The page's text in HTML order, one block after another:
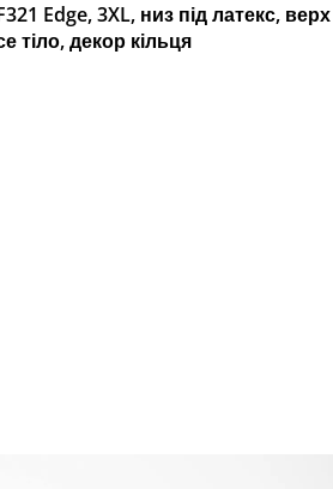
Edge, 3XL, низ під латекс, верх
тіло, декор кільця